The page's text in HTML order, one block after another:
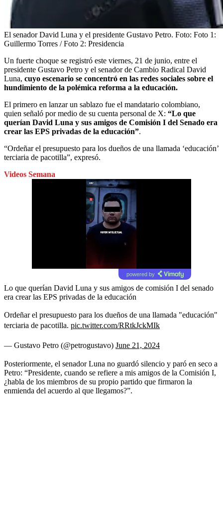
El senador David Luna y el presidente Gustavo Petro. Foto: Foto 1:
Guillermo Torres / Foto 2: Presidencia
Un fuerte choque se registró este viernes, 21 de junio, entre el
presidente Gustavo Petro y el senador de Cambio Radical David
Luna, cuyo escenario se concentró en las redes sociales sobre el
hundimiento de la polémica reforma a la educación.
El primero en lanzar un sablazo fue el mandatario colombiano,
quien señaló por medio de su cuenta personal de X: “Lo que
querían David Luna y sus amigos de Comisión I del Senado era
crear las EPS privadas de la educación”.
“Ordeñar el presupuesto para los dueños de una llamada ‘educación’
terciaria de pacotilla”, expresó.
Videos Semana
powered by
Lo que querían David Luna y sus amigos de comisión I del senado
era crear las EPS privadas de la educación
Ordeñar el presupuesto para los dueños de una llamada "educación"
terciaria de pacotilla. pic.twitter.com/RRtkJckMIk
— Gustavo Petro (@petrogustavo) June 21, 2024
Posteriormente, el senador Luna no guardó silencio y paró en seco a
Petro: “Presidente, cuando se refiere a mis amigos de la Comisión I,
¿habla de los miembros de su propio partido que firmaron la
enmienda del acuerdo al que llegamos?”.